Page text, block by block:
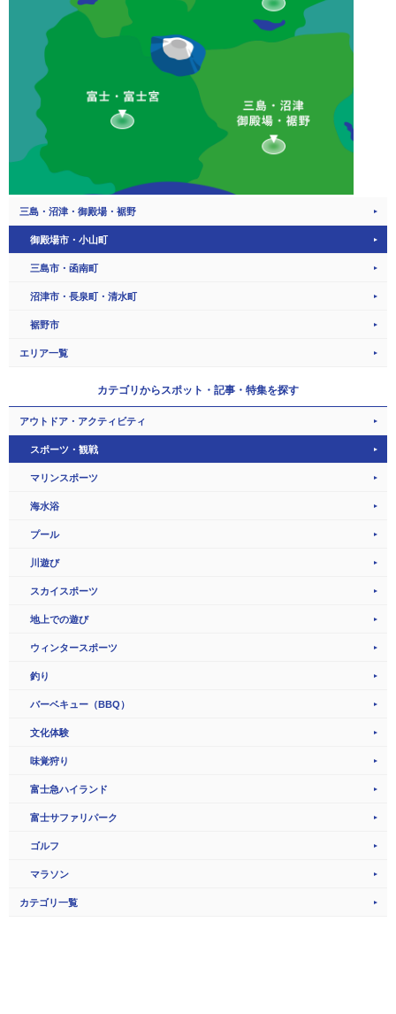
三島・沼津・御殿場・裾野
御殿場市・小山町
三島市・函南町
沼津市・長泉町・清水町
裾野市
エリア一覧
カテゴリから スポット・記事・特集を探す
アウトドア・アクティビティ
スポーツ・観戦
マリンスポーツ
海水浴
プール
川遊び
スカイスポーツ
地上での遊び
ウィンタースポーツ
釣り
バーベキュー（BBQ）
文化体験
味覚狩り
富士急ハイランド
富士サファリパーク
ゴルフ
マラソン
カテゴリ一覧